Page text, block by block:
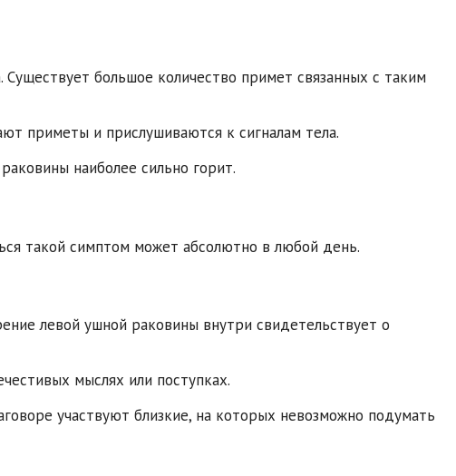
большое количество примет связанных с таким
приметы и прислушиваются к сигналам тела.
наиболее сильно горит.
такой симптом может абсолютно в любой день.
левой ушной раковины внутри свидетельствует о
мыслях или поступках.
участвуют близкие, на которых невозможно подумать